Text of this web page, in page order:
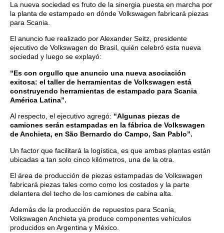
La nueva sociedad es fruto de la sinergia puesta en marcha por
la planta de estampado en dónde Volkswagen fabricará piezas
para Scania.
El anuncio fue realizado por Alexander Seitz, presidente
ejecutivo de Volkswagen do Brasil, quién celebró esta nueva
sociedad y luego se explayó:
“Es con orgullo que anuncio una nueva asociación
exitosa: el taller de herramientas de Volkswagen está
construyendo herramientas de estampado para Scania
América Latina”.
Al respecto, el ejecutivo agregó: “Algunas piezas de
camiones serán estampadas en la fábrica de Volkswagen
de Anchieta, en São Bernardo do Campo, San Pablo”.
Un factor que facilitará la logística, es que ambas plantas están
ubicadas a tan solo cinco kilómetros, una de la otra.
El área de producción de piezas estampadas de Volkswagen
fabricará piezas tales como como los costados y la parte
delantera del techo de los camiones de cabina alta.
Además de la producción de repuestos para Scania,
Volkswagen Anchieta ya produce componentes vehículos
producidos en Argentina y México.